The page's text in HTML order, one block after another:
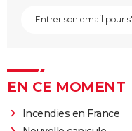
EN CE MOMENT
Incendies en France